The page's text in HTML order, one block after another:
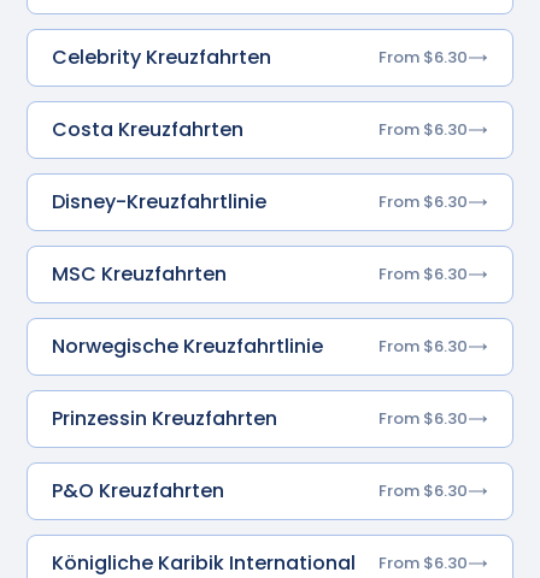
Celebrity Kreuzfahrten From $6.30
Costa Kreuzfahrten From $6.30
Disney-Kreuzfahrtlinie From $6.30
MSC Kreuzfahrten From $6.30
Norwegische Kreuzfahrtlinie From $6.30
Prinzessin Kreuzfahrten From $6.30
P&O Kreuzfahrten From $6.30
Königliche Karibik International From $6.30